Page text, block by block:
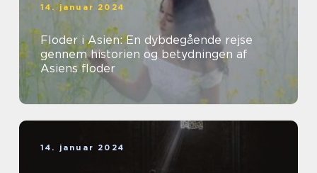
14. januar 2024
Floder i Asien: En dybdegående rejse
gennem historien og betydningen af
Asiens floder
14. januar 2024